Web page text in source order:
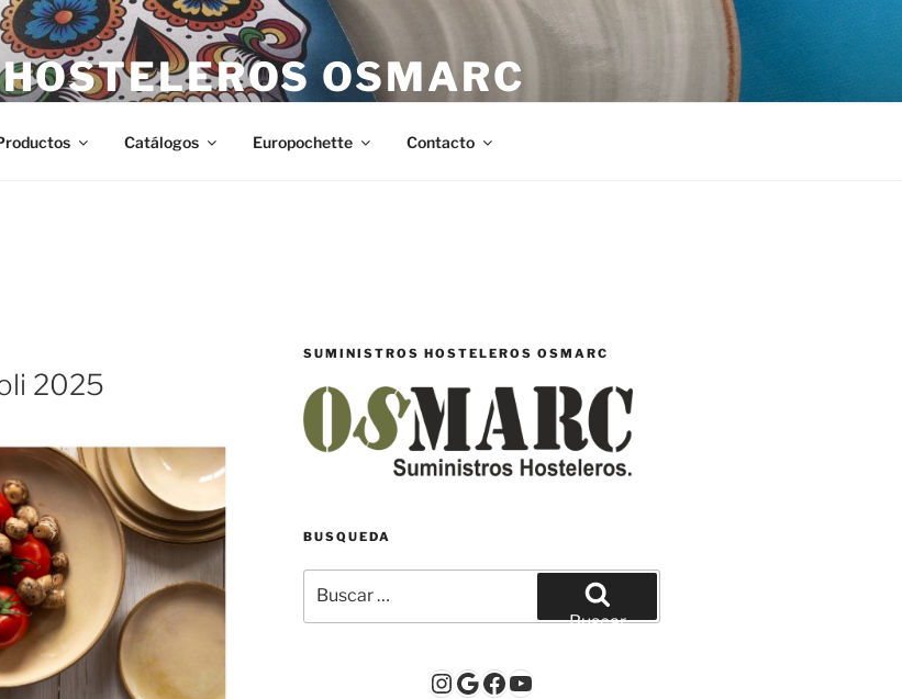
OSMARC
Catálogos Europochette Contacto
2025
SUMINISTROS HOSTELEROS OSMARC
BUSQUEDA
por:
Buscar
Instagram
Google
Facebook
YouTube